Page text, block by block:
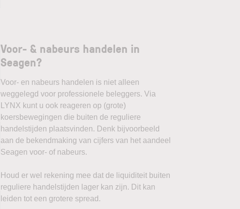
Voor- & nabeurs handelen in
Seagen?
Voor- en nabeurs handelen is niet alleen
weggelegd voor professionele beleggers. Via
LYNX kunt u ook reageren op (grote)
koersbewegingen die buiten de reguliere
handelstijden plaatsvinden. Denk bijvoorbeeld
aan de bekendmaking van cijfers van het aandeel
Seagen voor- of nabeurs.
Houd er wel rekening mee dat de liquiditeit buiten
reguliere handelstijden lager kan zijn. Dit kan
leiden tot een grotere spread.